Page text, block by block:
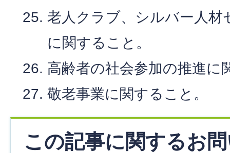
老人クラブ、シルバー人材
に関すること。
高齢者の社会参加の推進に
敬老事業に関すること。
この記事に関するお